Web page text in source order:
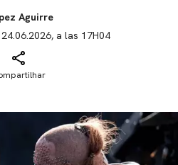
Aguirre
24.06.2026, a las 17H04